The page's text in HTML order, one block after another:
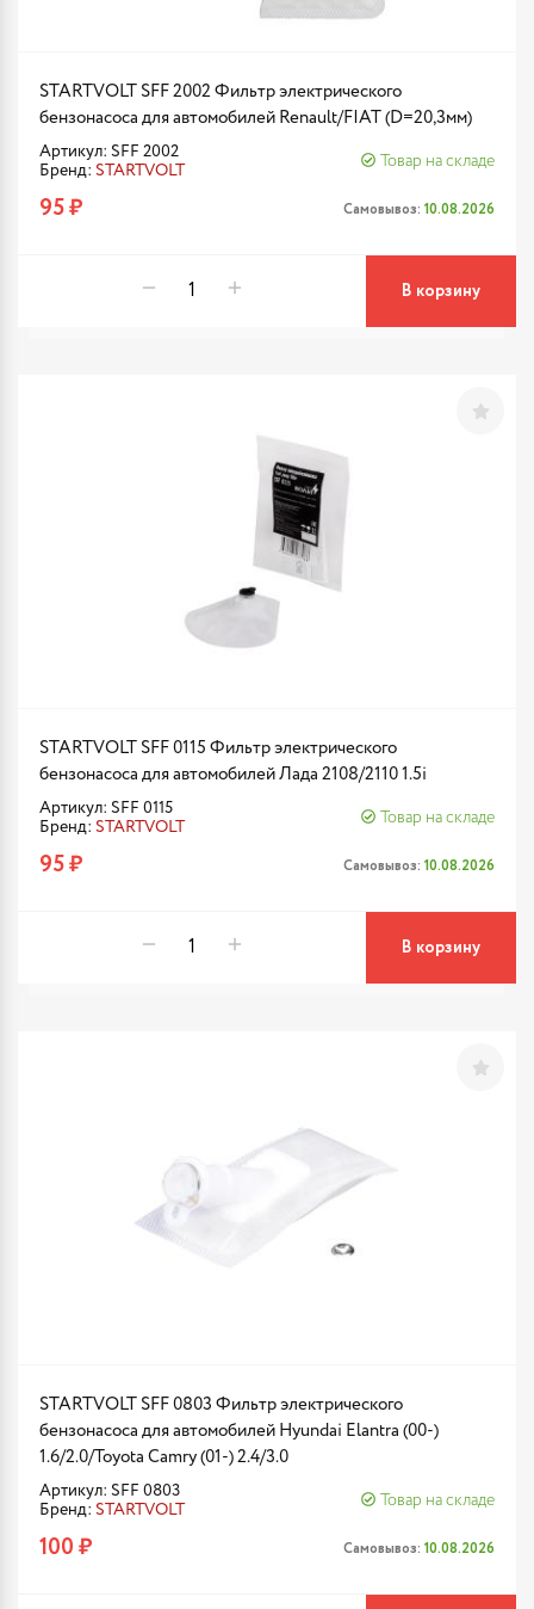
STARTVOLT SFF 2002 Фильтр электрического
бензонасоса для автомобилей Renault/FIAT (D=20,3мм)
Артикул: SFF 2002
Бренд: STARTVOLT
Товар на складе
95 ₽ Самовывоз: 10.08.2026
В корзину
STARTVOLT SFF 0115 Фильтр электрического
бензонасоса для автомобилей Лада 2108/2110 1.5i
Артикул: SFF 0115
Бренд: STARTVOLT
Товар на складе
95 ₽ Самовывоз: 10.08.2026
В корзину
STARTVOLT SFF 0803 Фильтр электрического
бензонасоса для автомобилей Hyundai Elantra (00-)
1.6/2.0/Toyota Camry (01-) 2.4/3.0
Артикул: SFF 0803
Бренд: STARTVOLT
Товар на складе
100 ₽ Самовывоз: 10.08.2026